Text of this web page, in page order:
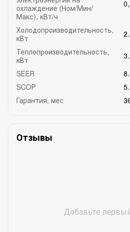
охлаждение (Ном/Мин/
Макс), кВт/ч
Холодопроизводительность,
кВт
Теплопроизводительность,
кВт
SEER
SCOP
Гарантия, мес
Отзывы
Добавьте